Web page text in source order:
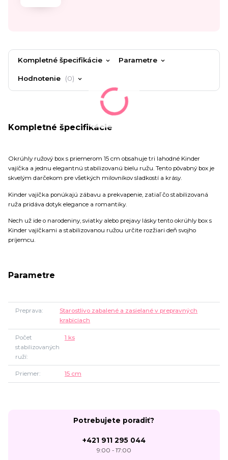
Kompletné špecifikácie Parametre
Hodnotenie 0
Kompletné špecifikácie
Okrúhly ružový box s priemerom 15 cm obsahuje tri lahodné Kinder
vajíčka a jednu elegantnú stabilizovanú bielu ružu. Tento pôvabný box je
skvelým darčekom pre všetkých milovníkov sladkostí a krásy.
Kinder vajíčka ponúkajú zábavu a prekvapenie, zatiaľ čo stabilizovaná
ruža pridáva dotyk elegance a romantiky.
Nech už ide o narodeniny, sviatky alebo prejavy lásky tento okrúhly box s
Kinder vajíčkami a stabilizovanou ružou určite rozžiari deň svojho
príjemcu.
Parametre
Preprava
Starostlivo zabalené a zasielané v prepravných
krabiciach
Počet
stabilizovaných
ruží
1 ks
Priemer 15 cm
Potrebujete poradiť?
+421 911 295 044
9:00 - 17:00